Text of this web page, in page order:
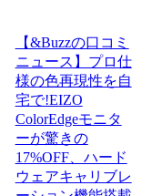
【&Buzzの口コミ
ニュース】プロ仕
様の色再現性を自
宅で!EIZO
ColorEdgeモニタ
ーが驚きの
17%OFF、ハード
ウェアキャリブレ